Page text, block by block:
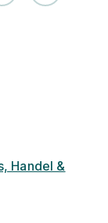
Handel &